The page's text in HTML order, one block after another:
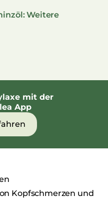
Weitere
mit der
App
Kopfschmerzen und